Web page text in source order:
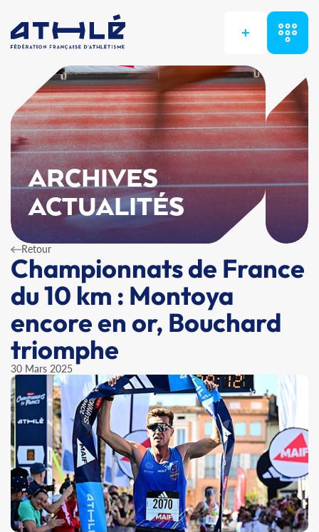
+
ARCHIVES
ACTUALITÉS
Retour
Championnats de France
du 10 km : Montoya
encore en or, Bouchard
triomphe
30 Mars 2025